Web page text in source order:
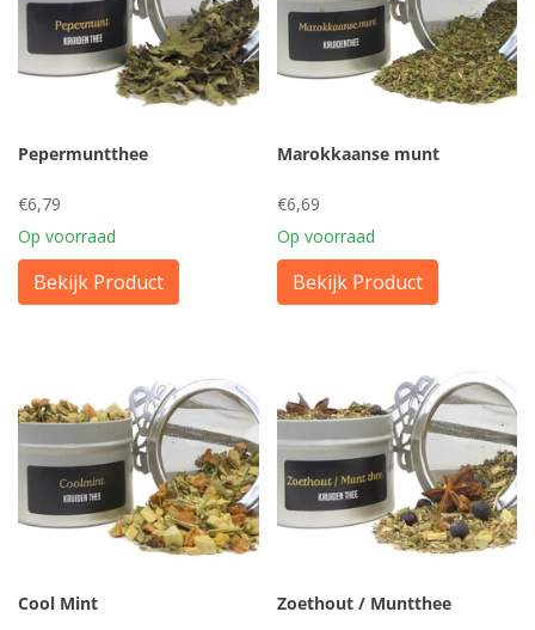
Pepermuntthee
€6,79
Op voorraad
Bekijk Product
Marokkaanse munt
€6,69
Op voorraad
Bekijk Product
Cool Mint Zoethout / Muntthee